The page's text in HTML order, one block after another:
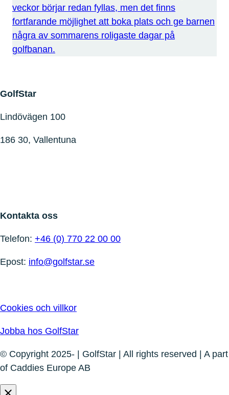
veckor börjar redan fyllas, men det finns
fortfarande möjlighet att boka plats och ge barnen
några av sommarens roligaste dagar på
golfbanan.
GolfStar
Lindövägen 100
186 30, Vallentuna
Kontakta oss
Telefon: +46 (0) 770 22 00 00
Epost: info@golfstar.se
Cookies och villkor
Jobba hos GolfStar
© Copyright 2025- | GolfStar | All rights reserved | A part
of Caddies Europe AB